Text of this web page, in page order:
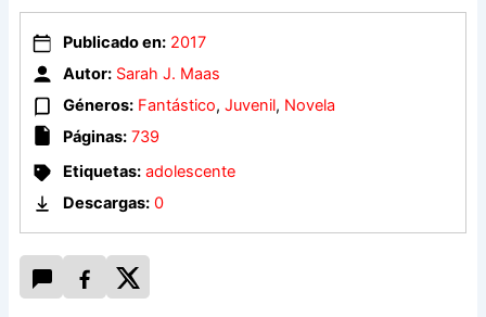
sombras de su pasado… Ha reconocido su identidad
comoAelin Galathynius, reina de Terrasen. Pero antes de
reclamar su trono deberá luchar.
Luchará por su primo, un guerrero dispuesto a morir por
volver a verla. Luchará por su amigo, un joven atrapado en
una prisión inenarrable. Y luchará por su gente, que aguarda
esclavizada, bajo el yugo de un inhumano rey, el retorno
triunfal de su reina perdida.
Publicado en: 2017
Autor: Sarah J. Maas
Géneros: Fantástico, Juvenil, Novela
Páginas: 739
Etiquetas: adolescente
Descargas: 0